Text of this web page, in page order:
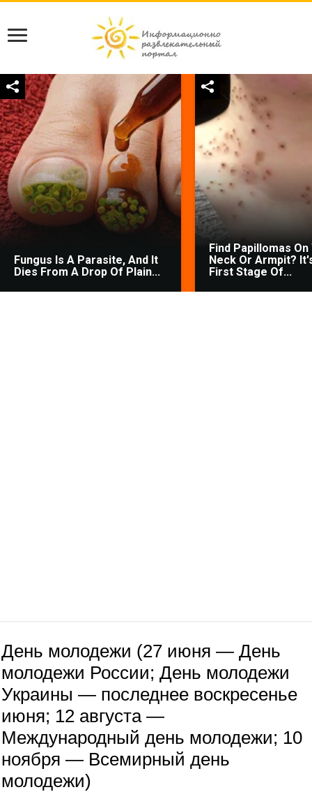
Fungus Is A Parasite, And It
Dies From A Drop Of Plain...
Find Papillomas On
Neck Or Armpit?
First Stage Of...
День молодежи (27 июня — День
молодежи России; День молодежи
Украины — последнее воскресенье
июня; 12 августа —
Международный день молодежи; 10
ноября — Всемирный день
молодежи)